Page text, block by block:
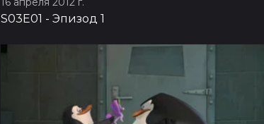
S03E01 - Эпизод 1